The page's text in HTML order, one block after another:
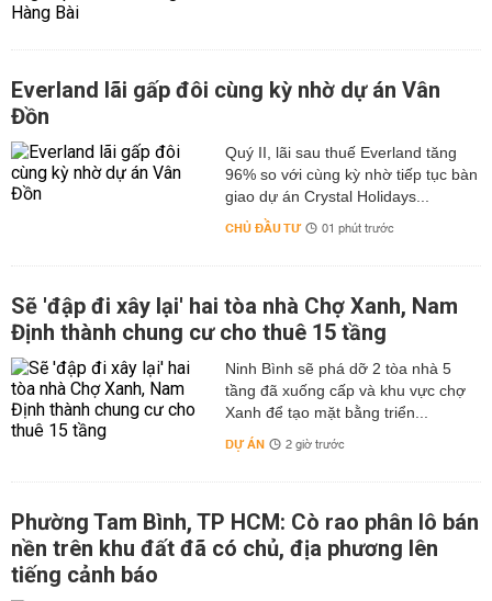
Everland lãi gấp đôi cùng kỳ nhờ dự án Vân
Đồn
Quý II, lãi sau thuế Everland tăng
96% so với cùng kỳ nhờ tiếp tục bàn
giao dự án Crystal Holidays...
CHỦ ĐẦU TƯ 01 phút trước
Sẽ 'đập đi xây lại' hai tòa nhà Chợ Xanh, Nam
Định thành chung cư cho thuê 15 tầng
Ninh Bình sẽ phá dỡ 2 tòa nhà 5
tầng đã xuống cấp và khu vực chợ
Xanh để tạo mặt bằng triển...
DỰ ÁN 2 giờ trước
Phường Tam Bình, TP HCM: Cò rao phân lô bán
nền trên khu đất đã có chủ, địa phương lên
tiếng cảnh báo